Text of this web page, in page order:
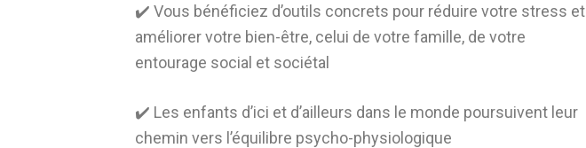
✔️ Vous bénéficiez d’outils concrets pour réduire votre stress et
améliorer votre bien-être, celui de votre famille, de votre
entourage social et sociétal
✔️ Les enfants d’ici et d’ailleurs dans le monde poursuivent leur
chemin vers l’équilibre psycho-physiologique